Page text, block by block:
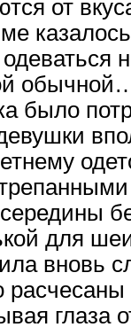
от
было
для
вновь